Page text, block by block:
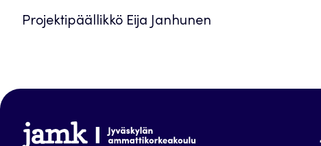
Projektipäällikkö Eija Janhunen
www.jamk.fi